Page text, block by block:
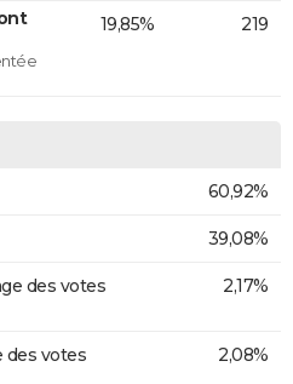
19,85% 219
60,92%
39,08%
des votes
2,17%
des votes
2,08%